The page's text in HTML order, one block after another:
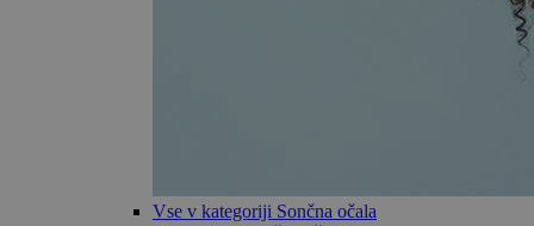
Vse v kategoriji Sončna očala